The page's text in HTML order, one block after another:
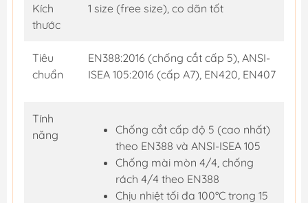
Kích
thước
1 size (free size), co dãn tốt
Tiêu
chuẩn
EN388:2016 (chống cắt cấp 5), ANSI-
ISEA 105:2016 (cấp A7), EN420, EN407
Tính
năng
Chống cắt cấp độ 5 (cao nhất)
theo EN388 và ANSI-ISEA 105
Chống mài mòn 4/4, chống
rách 4/4 theo EN388
Chịu nhiệt tối đa 100°C trong 15